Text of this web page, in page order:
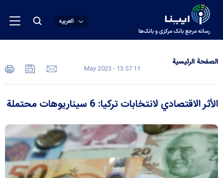
العربیه
الصفحة الرئیسیة
11 May 2023 - 13:57
الأثر الاقتصادي لانتخابات تركيا: 6 سيناريوهات محتملة